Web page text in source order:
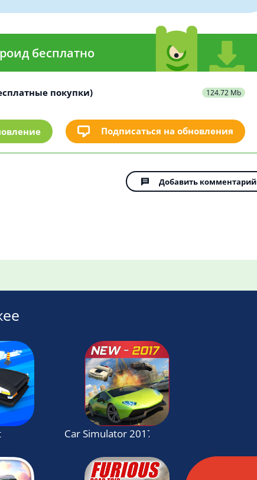
бесплатно
покупки) 124.72 Mb
Подписаться на обновления
Добавить комментарий
Car Simulator 2017 Wanted